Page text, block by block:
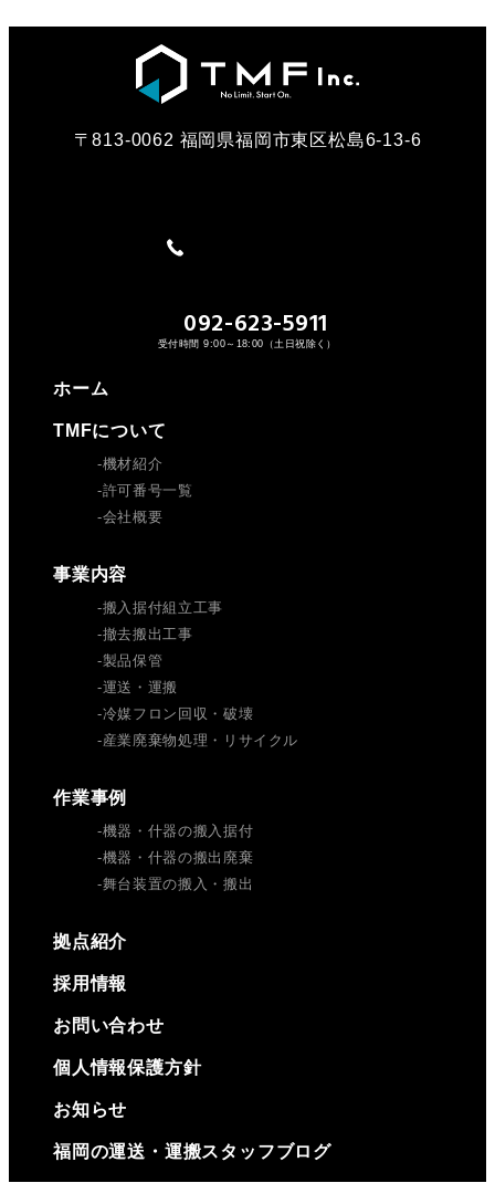
〒813-0062 福岡県福岡市東区松島6-13-6
092-623-5911
受付時間 9:00～18:00（土日祝除く）
ホーム
TMFについて
機材紹介
許可番号一覧
会社概要
事業内容
搬入据付組立工事
撤去搬出工事
製品保管
運送・運搬
冷媒フロン回収・破壊
産業廃棄物処理・リサイクル
作業事例
機器・什器の搬入据付
機器・什器の搬出廃棄
舞台装置の搬入・搬出
拠点紹介
採用情報
お問い合わせ
個人情報保護方針
お知らせ
福岡の運送・運搬スタッフブログ